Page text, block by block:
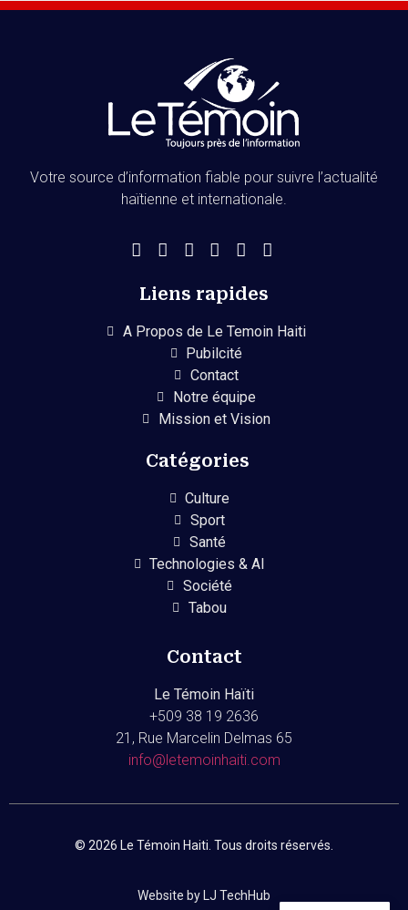
Votre source d’information fiable pour suivre l’actualité
haïtienne et internationale.
Liens rapides
A Propos de Le Temoin Haiti
Pubilcité
Contact
Notre équipe
Mission et Vision
Catégories
Culture
Sport
Santé
Technologies & AI
Société
Tabou
Contact
Le Témoin Haïti
+509 38 19 2636
21, Rue Marcelin Delmas 65
info@letemoinhaiti.com
© 2026 Le Témoin Haiti. Tous droits réservés.
Website by LJ TechHub